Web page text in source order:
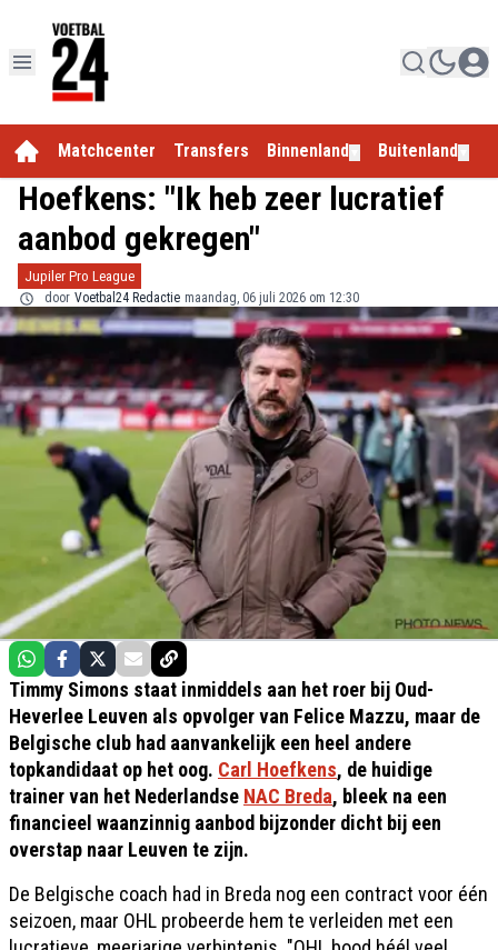
Matchcenter Transfers Binnenland Buitenland
Hoefkens: "Ik heb zeer lucratief
aanbod gekregen"
Jupiler Pro League
door Voetbal24 Redactie maandag, 06 juli 2026 om 12:30
Timmy Simons staat inmiddels aan het roer bij Oud-
Heverlee Leuven als opvolger van Felice Mazzu, maar de
Belgische club had aanvankelijk een heel andere
topkandidaat op het oog. Carl Hoefkens, de huidige
trainer van het Nederlandse NAC Breda, bleek na een
financieel waanzinnig aanbod bijzonder dicht bij een
overstap naar Leuven te zijn.
De Belgische coach had in Breda nog een contract voor één
seizoen, maar OHL probeerde hem te verleiden met een